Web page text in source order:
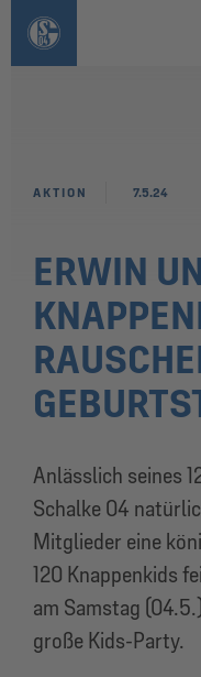
ERWIN
Anlässlich seines
Schalke 04
Mitglieder eine
120 Knappenkids
am Samstag
große Kids-Party.
AKTION 7.5.24